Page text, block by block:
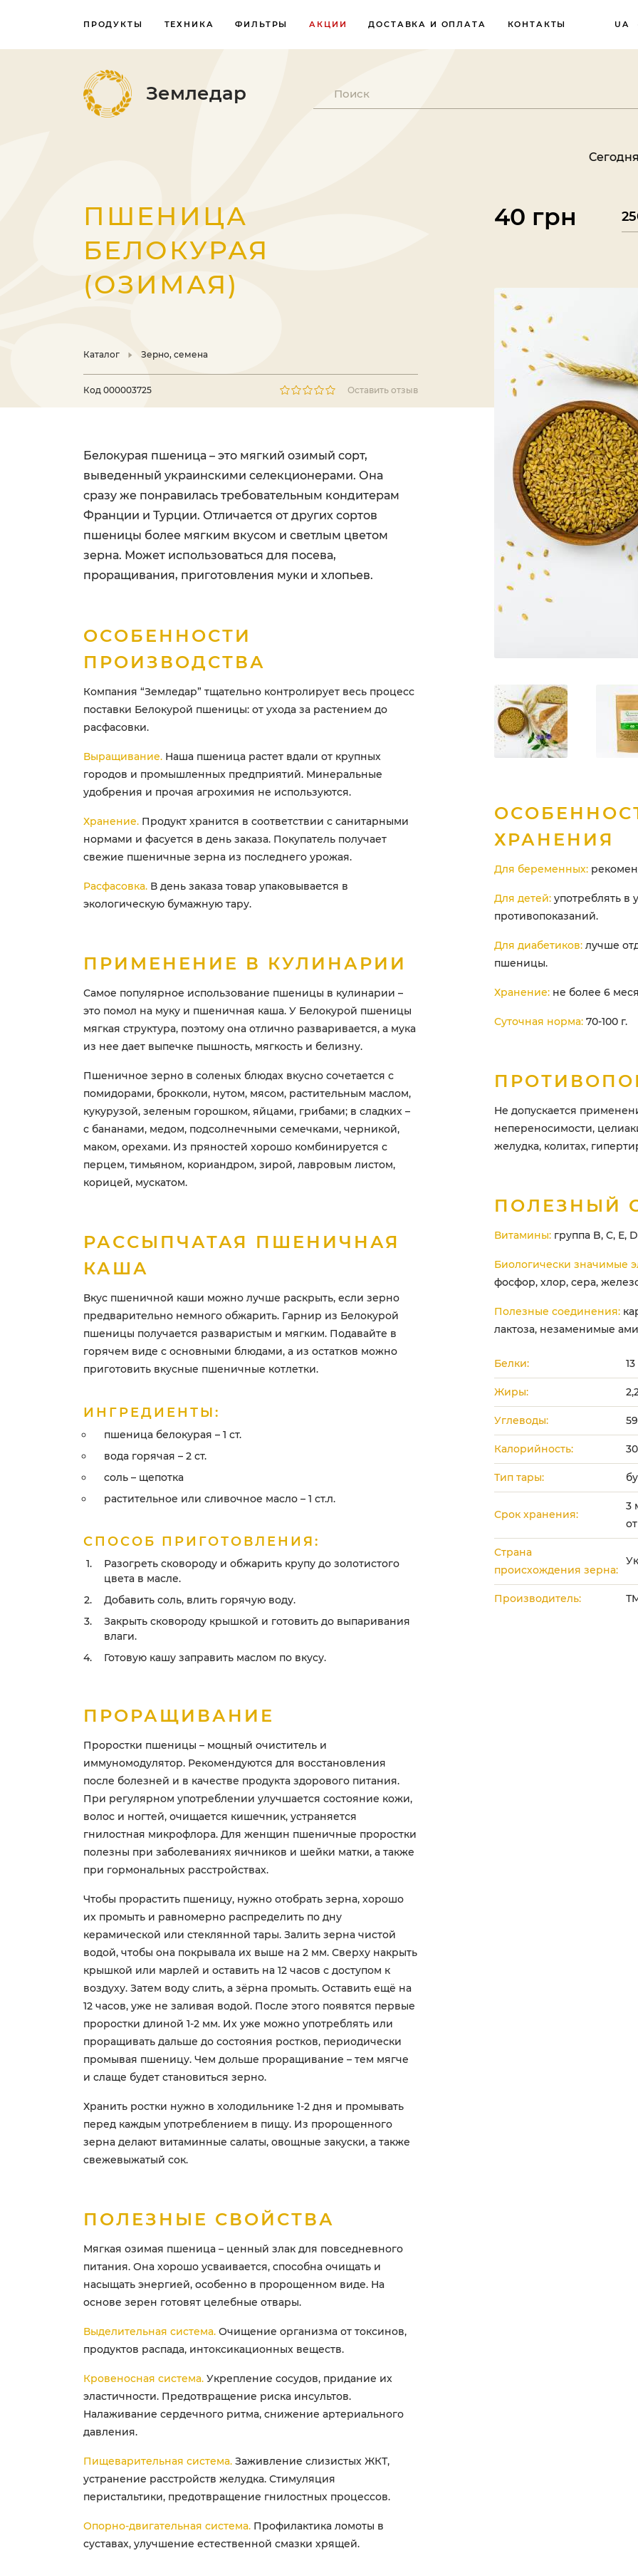
ПРОДУКТЫ ТЕХНИКА ФИЛЬТРЫ АКЦИИ ДОСТАВКА И ОПЛАТА КОНТАКТЫ UA
Земледар
Сегодня
ПШЕНИЦА
БЕЛОКУРАЯ
(ОЗИМАЯ)
Каталог Зерно, семена
Код 000003725 Оставить отзыв
Белокурая пшеница – это мягкий озимый сорт,
выведенный украинскими селекционерами. Она
сразу же понравилась требовательным кондитерам
Франции и Турции. Отличается от других сортов
пшеницы более мягким вкусом и светлым цветом
зерна. Может использоваться для посева,
проращивания, приготовления муки и хлопьев.
ОСОБЕННОСТИ
ПРОИЗВОДСТВА
Компания “Земледар” тщательно контролирует весь процесс
поставки Белокурой пшеницы: от ухода за растением до
расфасовки.
Выращивание. Наша пшеница растет вдали от крупных
городов и промышленных предприятий. Минеральные
удобрения и прочая агрохимия не используются.
Хранение. Продукт хранится в соответствии с санитарными
нормами и фасуется в день заказа. Покупатель получает
свежие пшеничные зерна из последнего урожая.
Расфасовка. В день заказа товар упаковывается в
экологическую бумажную тару.
ПРИМЕНЕНИЕ В КУЛИНАРИИ
Самое популярное использование пшеницы в кулинарии –
это помол на муку и пшеничная каша. У Белокурой пшеницы
мягкая структура, поэтому она отлично разваривается, а мука
из нее дает выпечке пышность, мягкость и белизну.
Пшеничное зерно в соленых блюдах вкусно сочетается с
помидорами, брокколи, нутом, мясом, растительным маслом,
кукурузой, зеленым горошком, яйцами, грибами; в сладких –
с бананами, медом, подсолнечными семечками, черникой,
маком, орехами. Из пряностей хорошо комбинируется с
перцем, тимьяном, кориандром, зирой, лавровым листом,
корицей, мускатом.
РАССЫПЧАТАЯ ПШЕНИЧНАЯ
КАША
Вкус пшеничной каши можно лучше раскрыть, если зерно
предварительно немного обжарить. Гарнир из Белокурой
пшеницы получается разваристым и мягким. Подавайте в
горячем виде с основными блюдами, а из остатков можно
приготовить вкусные пшеничные котлетки.
ИНГРЕДИЕНТЫ:
пшеница белокурая – 1 ст.
вода горячая – 2 ст.
соль – щепотка
растительное или сливочное масло – 1 ст.л.
СПОСОБ ПРИГОТОВЛЕНИЯ:
Разогреть сковороду и обжарить крупу до золотистого
цвета в масле.
Добавить соль, влить горячую воду.
Закрыть сковороду крышкой и готовить до выпаривания
влаги.
Готовую кашу заправить маслом по вкусу.
ПРОРАЩИВАНИЕ
Проростки пшеницы – мощный очиститель и
иммуномодулятор. Рекомендуются для восстановления
после болезней и в качестве продукта здорового питания.
При регулярном употреблении улучшается состояние кожи,
волос и ногтей, очищается кишечник, устраняется
гнилостная микрофлора. Для женщин пшеничные проростки
полезны при заболеваниях яичников и шейки матки, а также
при гормональных расстройствах.
Чтобы прорастить пшеницу, нужно отобрать зерна, хорошо
их промыть и равномерно распределить по дну
керамической или стеклянной тары. Залить зерна чистой
водой, чтобы она покрывала их выше на 2 мм. Сверху накрыть
крышкой или марлей и оставить на 12 часов с доступом к
воздуху. Затем воду слить, а зёрна промыть. Оставить ещё на
12 часов, уже не заливая водой. После этого появятся первые
проростки длиной 1-2 мм. Их уже можно употреблять или
проращивать дальше до состояния ростков, периодически
промывая пшеницу. Чем дольше проращивание – тем мягче
и слаще будет становиться зерно.
Хранить ростки нужно в холодильнике 1-2 дня и промывать
перед каждым употреблением в пищу. Из пророщенного
зерна делают витаминные салаты, овощные закуски, а также
свежевыжатый сок.
ПОЛЕЗНЫЕ СВОЙСТВА
Мягкая озимая пшеница – ценный злак для повседневного
питания. Она хорошо усваивается, способна очищать и
насыщать энергией, особенно в пророщенном виде. На
основе зерен готовят целебные отвары.
Выделительная система. Очищение организма от токсинов,
продуктов распада, интоксикационных веществ.
Кровеносная система. Укрепление сосудов, придание их
эластичности. Предотвращение риска инсультов.
Налаживание сердечного ритма, снижение артериального
давления.
Пищеварительная система. Заживление слизистых ЖКТ,
устранение расстройств желудка. Стимуляция
перистальтики, предотвращение гнилостных процессов.
Опорно-двигательная система. Профилактика ломоты в
суставах, улучшение естественной смазки хрящей.
40 грн
ХРАНЕНИЯ
Для беременных:
Для детей: употреблять в
противопоказаний.
Для диабетиков: лучше
пшеницы.
Хранение: не более 6
Суточная норма: 70-100 г.
Не допускается
непереносимости,
желудка, колитах,
ПОЛЕЗНЫЙ
Витамины: группа B, C, Е,
Биологически значимые
фосфор, хлор, сера,
Полезные соединения:
лактоза, незаменимые
Белки:
Жиры:
Углеводы:
Калорийность:
Тип тары:
Срок хранения:
3
Страна
происхождения зерна:
Производитель: